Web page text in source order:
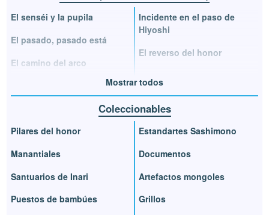
El senséi y la pupila
El pasado, pasado está
El camino del arco
Incidente en el paso de
Hiyoshi
El reverso del honor
Mostrar todos
Coleccionables
Pilares del honor
Manantiales
Santuarios de Inari
Puestos de bambúes
Estandartes Sashimono
Documentos
Artefactos mongoles
Grillos